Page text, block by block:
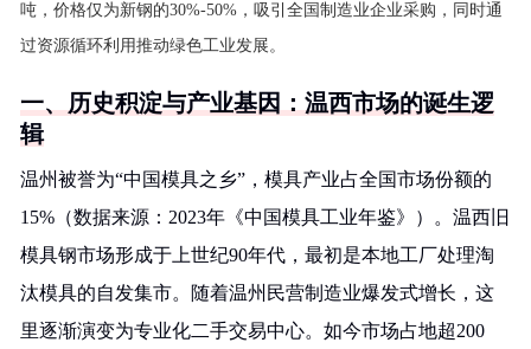
吨，价格仅为新钢的30%-50%，吸引全国制造业企业采购，同时通
过资源循环利用推动绿色工业发展。
一、历史积淀与产业基因：温西市场的诞生逻
辑
温州被誉为“中国模具之乡”，模具产业占全国市场份额的
15%（数据来源：2023年《中国模具工业年鉴》）。温西旧
模具钢市场形成于上世纪90年代，最初是本地工厂处理淘
汰模具的自发集市。随着温州民营制造业爆发式增长，这
里逐渐演变为专业化二手交易中心。如今市场占地超200